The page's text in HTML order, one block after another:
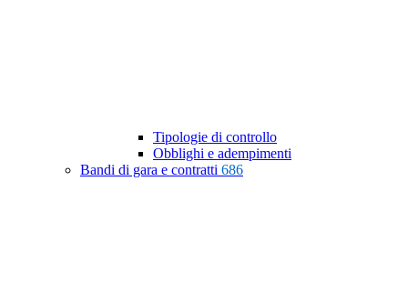
Tipologie di controllo
Obblighi e adempimenti
Bandi di gara e contratti 686